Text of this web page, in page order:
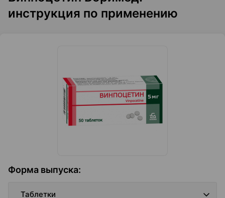
инструкция по применению
Форма выпуска:
Таблетки